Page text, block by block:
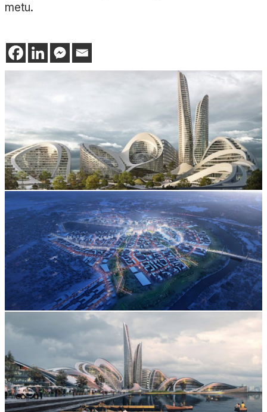
metu.